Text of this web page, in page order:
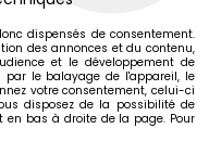
€TTC
dispensés de consentement.
des annonces et du contenu,
et le développement de
par le balayage de l'appareil, le
votre consentement, celui-ci
disposez de la possibilité de
bas à droite de la page. Pour